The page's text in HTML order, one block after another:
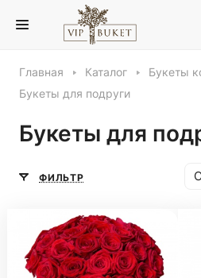
Главная Каталог
Букеты
Букеты для подруги
Букеты для
ФИЛЬТР